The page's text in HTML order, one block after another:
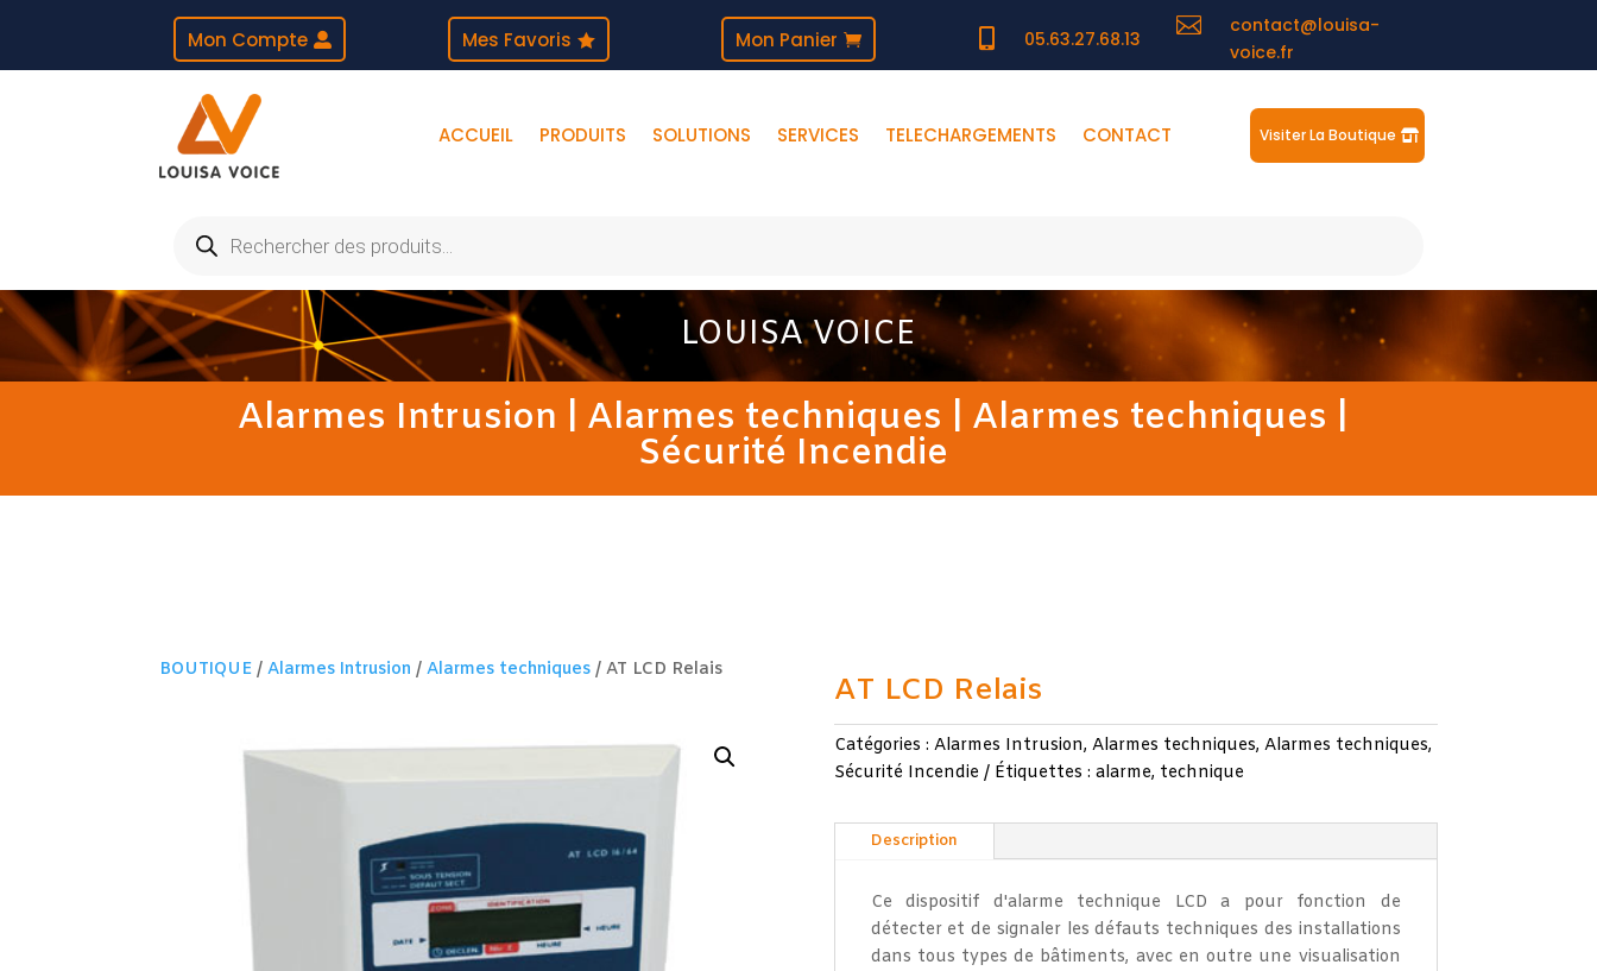
Mon Compte Mes Favoris Mon Panier  05.63.27.68.13

contact@louisa-
voice.fr
ACCUEIL PRODUITS SOLUTIONS SERVICES TELECHARGEMENTS CONTACT Visiter La Boutique
produits
LOUISA VOICE
Alarmes Intrusion Alarmes techniques Alarmes techniques
Sécurité Incendie
BOUTIQUE /Alarmes Intrusion /Alarmes techniques / AT LCD Relais
AT LCD Relais
Catégories : Alarmes Intrusion, Alarmes techniques, Alarmes techniques,
Sécurité Incendie
Étiquettes : alarme, technique
Description
Ce dispositif d'alarme technique LCD a pour fonction de
détecter et de signaler les défauts techniques des installations
dans tous types de bâtiments, avec en outre une visualisation